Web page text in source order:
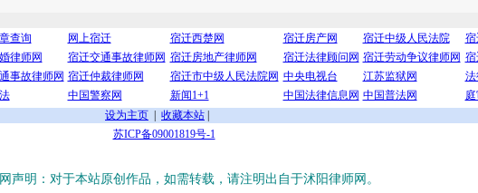
查询 网上宿迁 宿迁西楚网 宿迁房产网 宿迁中级人民法院
宿
律师网 宿迁交通事故律师网 宿迁房地产律师网 宿迁法律顾问网 宿迁劳动争议律师网 宿
事故律师网 宿迁仲裁律师网 宿迁市中级人民法院网 中央电视台 江苏监狱网
法
中国警察网 新闻1+1 中国法律信息网 中国普法网
设为主页
收藏本站
苏ICP备09001819号-1
声明：对于本站原创作品，如需转载，请注明出自于沭阳律师网。